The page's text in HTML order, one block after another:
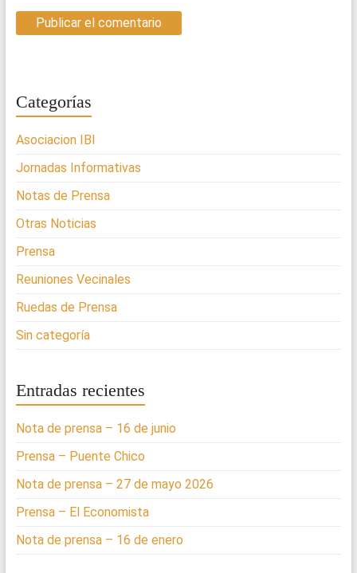
Categorías
Asociacion IBI
Jornadas Informativas
Notas de Prensa
Otras Noticias
Prensa
Reuniones Vecinales
Ruedas de Prensa
Sin categoría
Entradas recientes
Nota de prensa – 16 de junio
Prensa – Puente Chico
Nota de prensa – 27 de mayo 2026
Prensa – El Economista
Nota de prensa – 16 de enero